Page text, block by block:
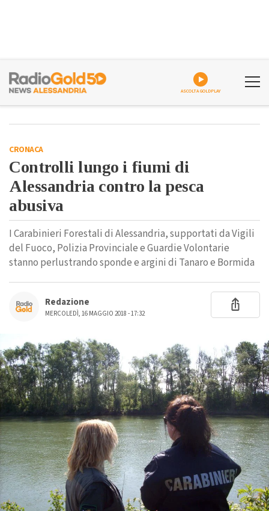
ASCOLTA GOLDPLAY
CRONACA
Controlli lungo i fiumi di
Alessandria contro la pesca
abusiva
I Carabinieri Forestali di Alessandria, supportati da Vigili
del Fuoco, Polizia Provinciale e Guardie Volontarie
stanno perlustrando sponde e argini di Tanaro e Bormida
Redazione
MERCOLEDÌ, 16 MAGGIO 2018 - 17:32